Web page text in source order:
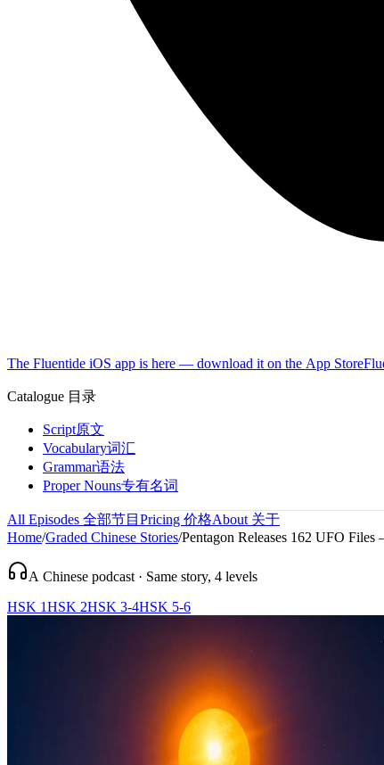
The Fluentide iOS app is here — download it on the App Store
Catalogue 目录
Script原文
Vocabulary词汇
Grammar语法
Proper Nouns专有名词
All Episodes 全部节目 Pricing 价格About 关于
Home/Graded Chinese Stories/Pentagon Releases 162 UFO
A Chinese podcast · Same story, 4 levels
HSK 1HSK 2HSK 3-4HSK 5-6